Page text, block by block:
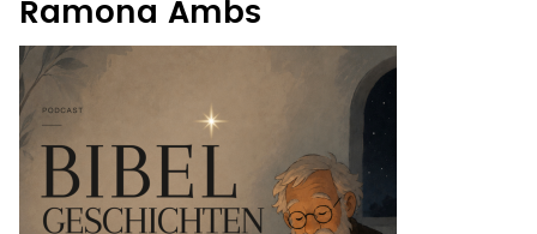
Ramona Ambs